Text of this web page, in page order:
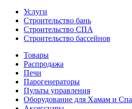
Услуги
Строительство бань
Строительство СПА
Строительство бассейнов
Товары
Распродажа
Печи
Парогенераторы
Пульты управления
Оборудование для Хамам и Спа